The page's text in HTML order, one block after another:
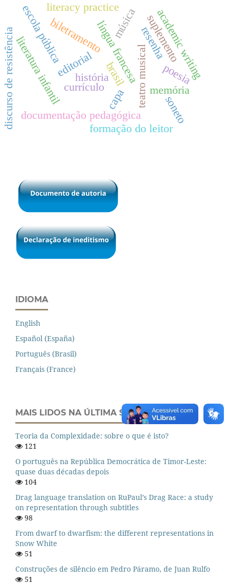
teatro musical
brasil
história
resenha
editoriallíngua francesa
escola pública
currículo memória
documentação pedagógica
biletramento
capa
suplemento
literatura infantil poesia
música
formação do leitor
soneto
academic writing
literacy practice
discurso de resistência
IDIOMA
English
Español (España)
Português (Brasil)
Français (France)
MAIS LIDOS NA ÚLTIMA SEMANA
Teoria da Complexidade: sobre o que é isto?
121
O português na República Democrática de Timor-Leste:
quase duas décadas depois
104
Drag language translation on RuPaul’s Drag Race: a study
on representation through subtitles
98
From dwarf to dwarfism: the different representations in
Snow White
51
Construções de silêncio em Pedro Páramo, de Juan Rulfo
51